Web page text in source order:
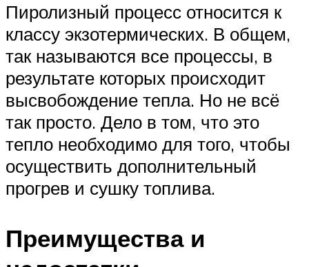
Пиролизный процесс относится к
классу экзотермических. В общем,
так называются все процессы, в
результате которых происходит
высвобождение тепла. Но не всё
так просто. Дело в том, что это
тепло необходимо для того, чтобы
осуществить дополнительный
прогрев и сушку топлива.
Преимущества и